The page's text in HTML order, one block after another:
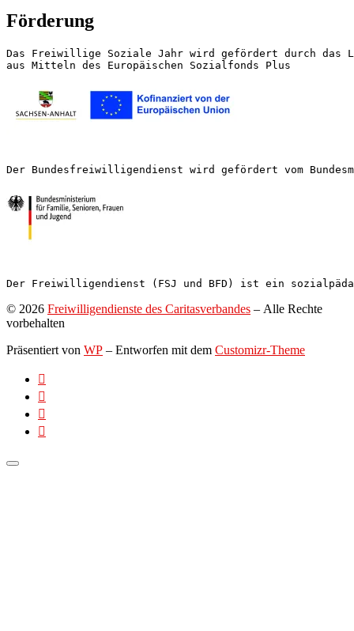
Förderung
Das Freiwillige Soziale Jahr wird gefördert durch das
aus Mitteln des Europäischen Sozialfonds Plus
Der Bundesfreiwilligendienst wird gefördert vom
Der Freiwilligendienst (FSJ und BFD) ist ein
© 2026 Freiwilligendienste des Caritasverbandes – Alle Rechte
vorbehalten
Präsentiert von WP – Entworfen mit dem Customizr-Theme